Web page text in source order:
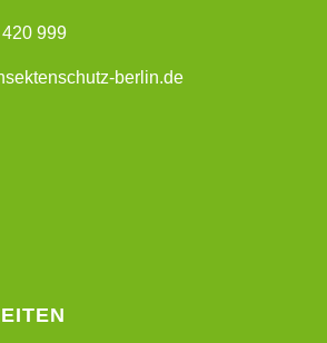
999
berlin.de